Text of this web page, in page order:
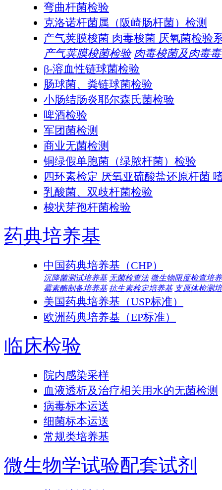
弯曲杆菌检验
克洛诺杆菌属（阪崎肠杆菌）检测
产气荚膜梭菌 肉毒梭菌 厌氧菌检验
产气荚膜梭菌检验 肉毒梭菌及肉毒
β-溶血性链球菌检验
肠球菌、粪链球菌检验
小肠结肠炎耶尔森氏菌检验
啤酒检验
军团菌检测
商业无菌检测
铜绿假单胞菌（绿脓杆菌）检验
四环素检定 厌氧亚硫酸盐还原杆菌
乳酸菌、双歧杆菌检验
梭状芽孢杆菌检验
药典培养基
中国药典培养基（CHP）
沉降菌测试培养基 无菌检查法 微生物限度检查培
霉素酶制备培养基 抗生素检定培养基 支原体检测
美国药典培养基（USP标准）
欧洲药典培养基（EP标准）
临床检验
院内感染采样
血液透析及治疗相关用水的无菌检测
病毒标本运送
细菌标本运送
常规类培养基
微生物学试验配套试剂